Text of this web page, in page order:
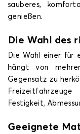
sauberes,
genießen.
Die Wahl des
Die Wahl einer für
hängt von
Gegensatz zu
Festigkeit,
Geeignete